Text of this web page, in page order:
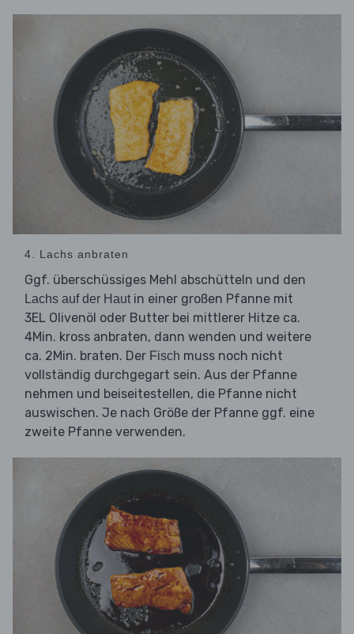
4. Lachs anbraten
Ggf. überschüssiges Mehl abschütteln und den
Lachs auf der Haut in einer großen Pfanne mit
3EL Olivenöl oder Butter bei mittlerer Hitze ca.
4Min. kross anbraten, dann wenden und weitere
ca. 2Min. braten. Der Fisch muss noch nicht
vollständig durchgegart sein. Aus der Pfanne
nehmen und beiseitestellen, die Pfanne nicht
auswischen. Je nach Größe der Pfanne ggf. eine
zweite Pfanne verwenden.